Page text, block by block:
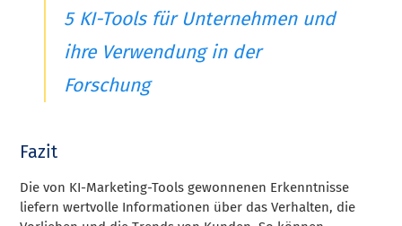
5 KI-Tools für Unternehmen und
ihre Verwendung in der
Forschung
Fazit
Die von KI-Marketing-Tools gewonnenen Erkenntnisse
liefern wertvolle Informationen über das Verhalten, die